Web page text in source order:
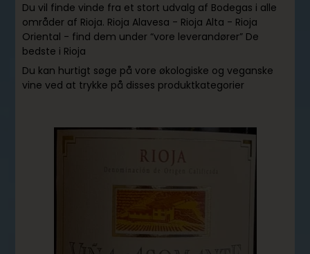
Du vil finde vinde fra et stort udvalg af Bodegas i alle
områder af Rioja. Rioja Alavesa - Rioja Alta - Rioja
Oriental - find dem under “vore leverandører” De
bedste i Rioja
Du kan hurtigt søge på vore økologiske og veganske
vine ved at trykke på disses produktkategorier